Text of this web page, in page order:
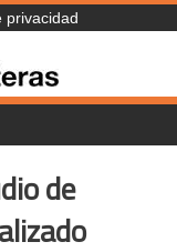
privacidad
de